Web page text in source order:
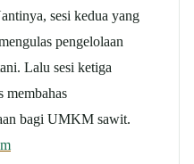
sesi kedua yang
pengelolaan
Lalu sesi ketiga
membahas
bagi UMKM sawit.